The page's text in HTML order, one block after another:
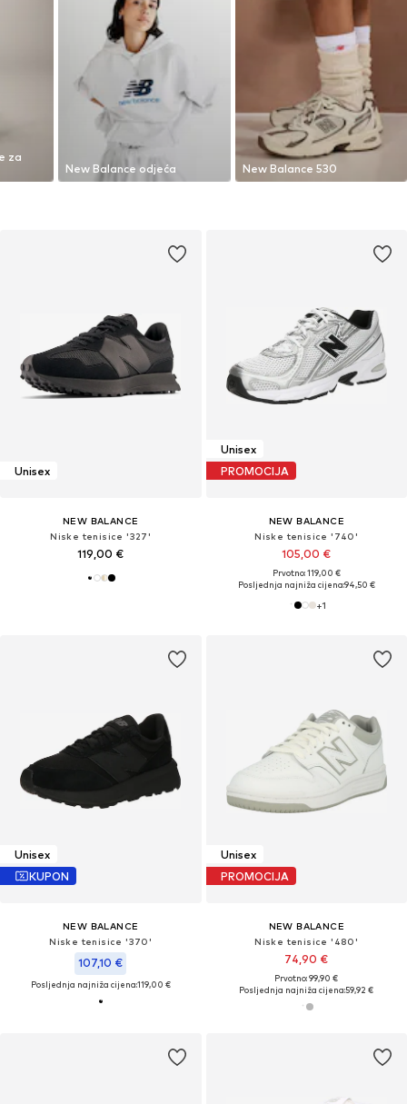
za
New Balance odjeća
New Balance 530
Unisex
NEW BALANCE
Niske tenisice '327'
119,00 €
Unisex
PROMOCIJA
NEW BALANCE
Niske tenisice '740'
105,00 €
Prvotno: 119,00 €
Posljednja najniža cijena:94,50 €
+1
Unisex
KUPON
NEW BALANCE
Niske tenisice '370'
107,10 €
Posljednja najniža cijena:119,00 €
Unisex
PROMOCIJA
NEW BALANCE
Niske tenisice '480'
74,90 €
Prvotno: 99,90 €
Posljednja najniža cijena:59,92 €